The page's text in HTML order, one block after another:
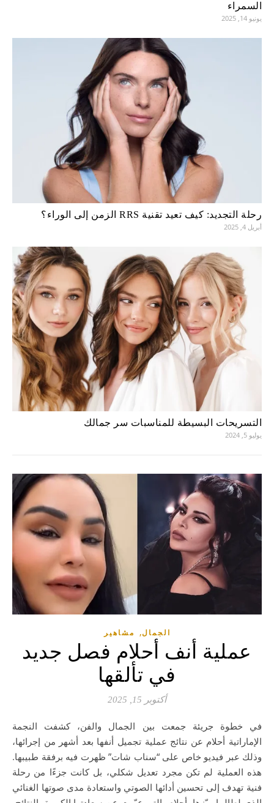
السمراء
يونيو 14, 2025
رحلة التجديد: كيف تعيد تقنية RRS الزمن إلى الوراء؟
أبريل 4, 2025
التسريحات البسيطة للمناسبات سر جمالك
يوليو 5, 2024
الجمال, مشاهير
عملية أنف أحلام فصل جديد
في تألقها
أكتوبر 15, 2025
في خطوة جريئة جمعت بين الجمال والفن، كشفت النجمة
الإماراتية أحلام عن نتائج عملية تجميل أنفها بعد أشهر من إجرائها،
وذلك عبر فيديو خاص على “سناب شات” ظهرت فيه برفقة طبيبها.
هذه العملية لم تكن مجرد تعديل شكلي، بل كانت جزءًا من رحلة
فنية تهدف إلى تحسين أدائها الصوتي واستعادة مدى صوتها الغنائي